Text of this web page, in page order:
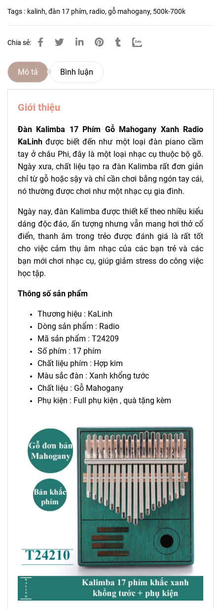
Tags : kalinh,đàn 17 phím, radio,gỗ mahogany, 500k-700k
Chia sẻ:
Mô tả Bình luận
Giới thiệu
Đàn Kalimba 17 Phím Gỗ Mahogany Xanh Radio
KaLinh được biết đến như một loại đàn piano cầm
tay ở châu Phi, đây là một loại nhạc cụ thuộc bộ gõ.
Ngày xưa, chất liệu tạo ra đàn Kalimba rất đơn giản
chỉ từ gỗ hoặc sậy và chỉ cần chơi bằng ngón tay cái,
nó thường được chơi như một nhạc cụ gia đình.
Ngày nay, đàn Kalimba được thiết kế theo nhiều kiểu
dáng độc đáo, ấn tượng nhưng vẫn mang hơi thở cổ
điển, thanh âm trong trẻo được đánh giá là rất tốt
cho việc cảm thụ âm nhạc của các bạn trẻ và các
bạn mới chơi nhạc cụ, giúp giảm stress do công việc
học tập.
Thông số sản phẩm
Thương hiệu : KaLinh
Dòng sản phẩm : Radio
Mã sản phẩm : T24209
Số phím : 17 phím
Chất liệu phím : Hợp kim
Màu sắc đàn : Xanh khổng tước
Chất liệu : Gỗ Mahogany
Phụ kiện : Full phụ kiện , quà tặng kèm